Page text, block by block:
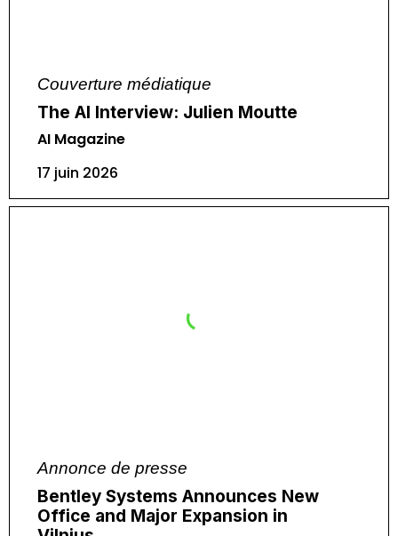
Couverture médiatique
The AI Interview: Julien Moutte
AI Magazine
17 juin 2026
Annonce de presse
Bentley Systems Announces New
Office and Major Expansion in